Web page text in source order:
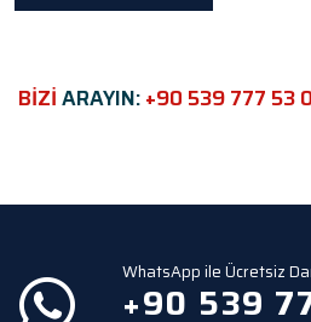
s
e
l
p
BİZİARAYIN:+90 539 777 53
WhatsApp ile Ücretsiz
+90 539